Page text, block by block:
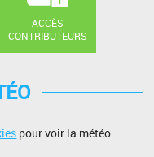
ACCÈS
CONTRIBUTEURS
pour voir la météo.